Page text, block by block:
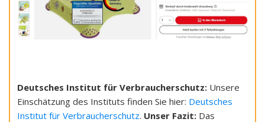
Deutsches Institut für Verbraucherschutz: Unsere
Einschätzung des Instituts finden Sie hier: Deutsches
Institut für Verbraucherschutz. Unser Fazit: Das